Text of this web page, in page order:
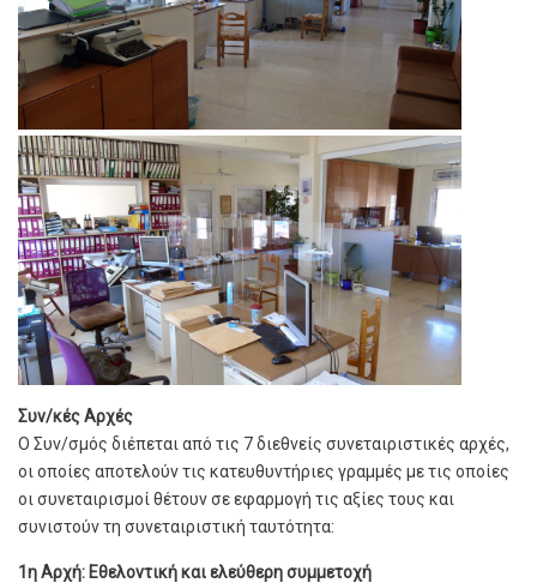
Συν/κές Αρχές
Ο Συν/σμός διέπεται από τις 7 διεθνείς συνεταιριστικές αρχές,
οι οποίες αποτελούν τις κατευθυντήριες γραμμές με τις οποίες
οι συνεταιρισμοί θέτουν σε εφαρμογή τις αξίες τους και
συνιστούν τη συνεταιριστική ταυτότητα:
1η Αρχή: Εθελοντική και ελεύθερη συμμετοχή